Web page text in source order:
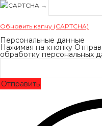
→
Обновить капчу (CAPTCHA)
Персональные данные
Нажимая на кнопку
обработку персональных
Отправить